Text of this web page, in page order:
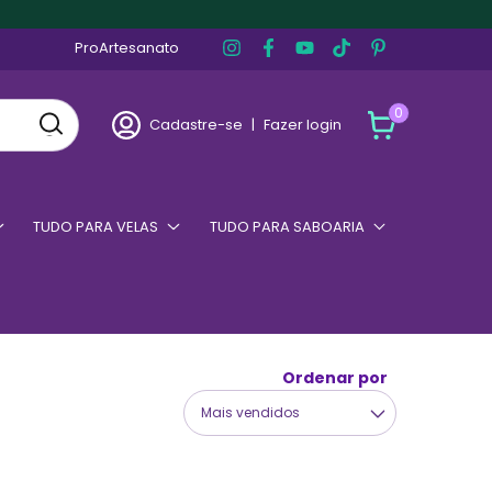
ProArtesanato
Cadastre-se | Fazer login
0
TUDO PARA VELAS TUDO PARA SABOARIA
Ordenar por